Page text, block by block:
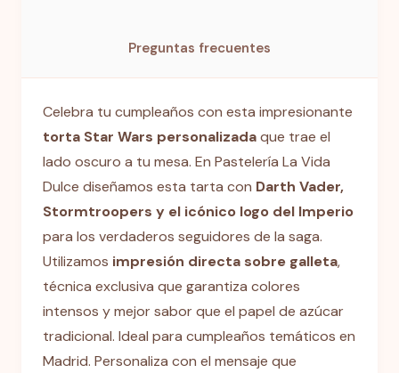
Preguntas frecuentes
Celebra tu cumpleaños con esta impresionante
torta Star Wars personalizadaque trae el
lado oscuro a tu mesa. En Pastelería La Vida
Dulce diseñamos esta tarta con Darth Vader,
Stormtroopers y el icónico logo del Imperio
para los verdaderos seguidores de la saga.
Utilizamos impresión directa sobre galleta,
técnica exclusiva que garantiza colores
intensos y mejor sabor que el papel de azúcar
tradicional. Ideal para cumpleaños temáticos en
Madrid. Personaliza con el mensaje que